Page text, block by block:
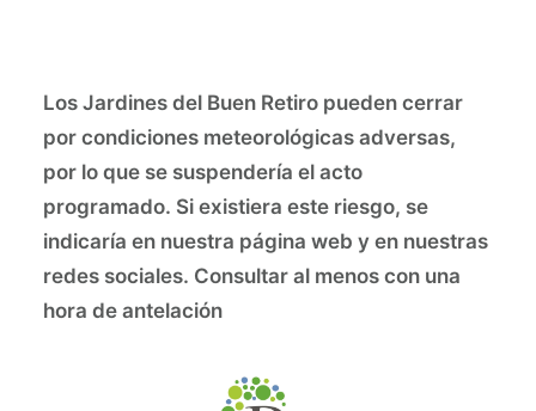
Los Jardines del Buen Retiro pueden cerrar
por condiciones meteorológicas adversas,
por lo que se suspendería el acto
programado. Si existiera este riesgo, se
indicaría en nuestra página web y en nuestras
redes sociales. Consultar al menos con una
hora de antelación